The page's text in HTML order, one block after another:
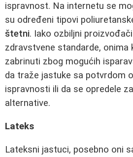
ispravnost. Na internetu se
su određeni tipovi
štetni. Iako ozbiljni
zdravstvene standarde, onima
zabrinuti zbog mogućih
da traže jastuke sa potvrdom
ispravnosti ili da se opredele
alternative.
Lateks
Lateksni jastuci, posebno oni